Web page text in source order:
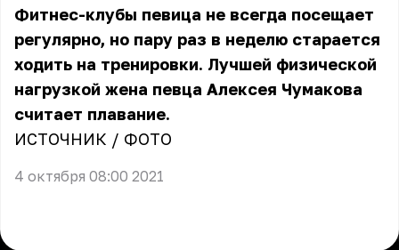
Фитнес-клубы певица не всегда посещает
регулярно, но пару раз в неделю старается
ходить на тренировки. Лучшей физической
нагрузкой жена певца Алексея Чумакова
считает плавание.
ИСТОЧНИК / ФОТО
4 октября 08:00 2021